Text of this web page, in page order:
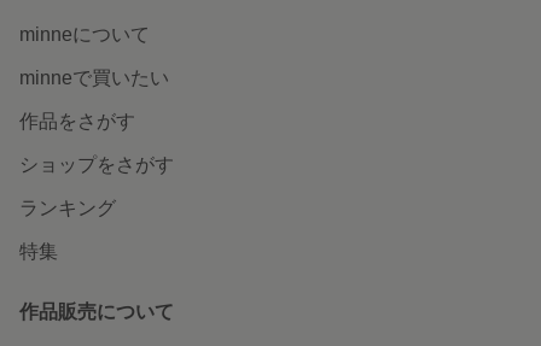
minneについて
minneで買いたい
作品をさがす
ショップをさがす
ランキング
特集
作品販売について